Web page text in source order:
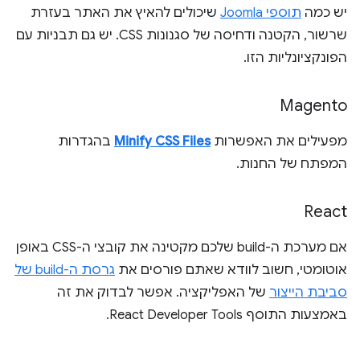
יש כמה תוספי Joomla
שיכולים להאיץ את האתר בעזרת
שרשור, הקטנה ודחיסה של סגנונות CSS. יש גם תבניות עם
הפונקציונליות הזו.
Magento
מפעילים את האפשרותMinify CSS Files בהגדרות
המפתח של החנות.
React
אם מערכת ה-build שלכם מקטינה את קובצי ה-CSS באופן
אוטומטי, חשוב לוודא שאתם פורסים את
גרסת ה-build של
סביבת הייצור של האפליקציה. אפשר לבדוק את זה
באמצעות התוסף React Developer Tools.